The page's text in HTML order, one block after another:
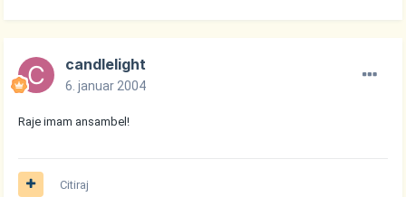
candlelight
6. januar 2004
Raje imam ansambel!
Citiraj